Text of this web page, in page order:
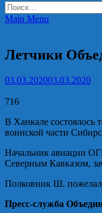
Найти:
Main Menu
Летчики
03.03.202003.03.2020
716
В Ханкале
воинской части
Начальник авиации
Северным Кавказом,
Полковник Ш. пожелал
Пресс-служба